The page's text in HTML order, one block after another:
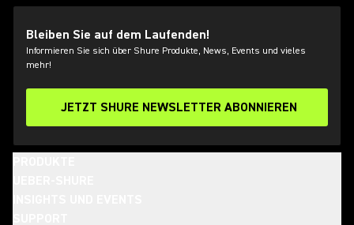
Bleiben Sie auf dem Laufenden!
Informieren Sie sich über Shure Produkte, News, Events und vieles
mehr!
JETZT SHURE NEWSLETTER ABONNIEREN